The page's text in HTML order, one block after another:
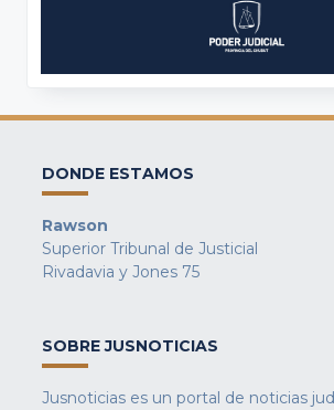
DONDE ESTAMOS
Rawson
Superior Tribunal de Justicial
Rivadavia y Jones 75
SOBRE JUSNOTICIAS
Jusnoticias es un portal de noticias